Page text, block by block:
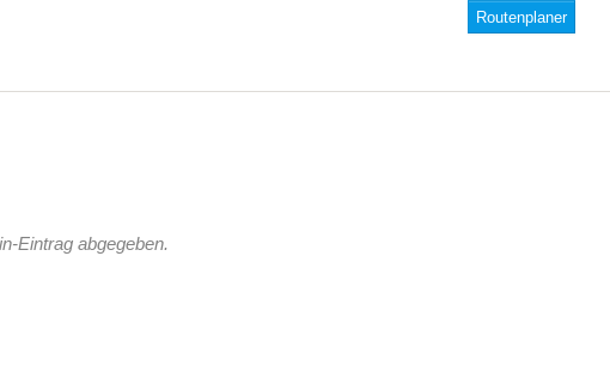
Routenplaner
Eintrag abgegeben.